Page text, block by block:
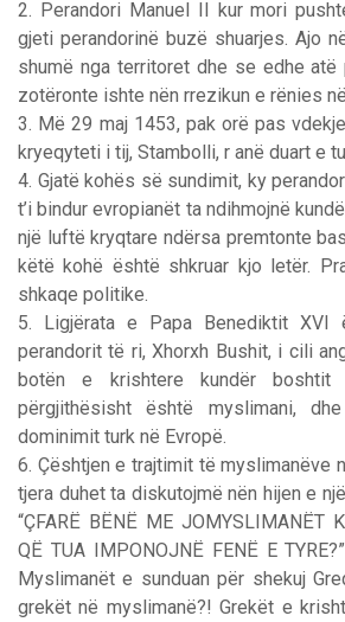
2. Perandori Manuel II kur mori
gjeti perandorinë buzë shuarjes. Ajo
shumë nga territoret dhe se edhe
zotëronte ishte nën rrezikun e rënies
3. Më 29 maj 1453, pak orë pas
kryeqyteti i tij, Stambolli, r anë duart e
4. Gjatë kohës së sundimit, ky
t’i bindur evropianët ta ndihmojnë
një luftë kryqtare ndërsa premtonte
këtë kohë është shkruar kjo letër.
shkaqe politike.
5. Ligjërata e Papa Benediktit XVI
perandorit të ri, Xhorxh Bushit, i cili
botën e krishtere kundër
përgjithësisht është myslimani,
dominimit turk në Evropë.
6. Çështjen e trajtimit të myslimanëve
tjera duhet ta diskutojmë nën hijen e
“ÇFARË BËNË ME JOMYSLIMANËT
QË TUA IMPONOJNË FENË E
Myslimanët e sunduan për shekuj
grekët në myslimanë?! Grekët e